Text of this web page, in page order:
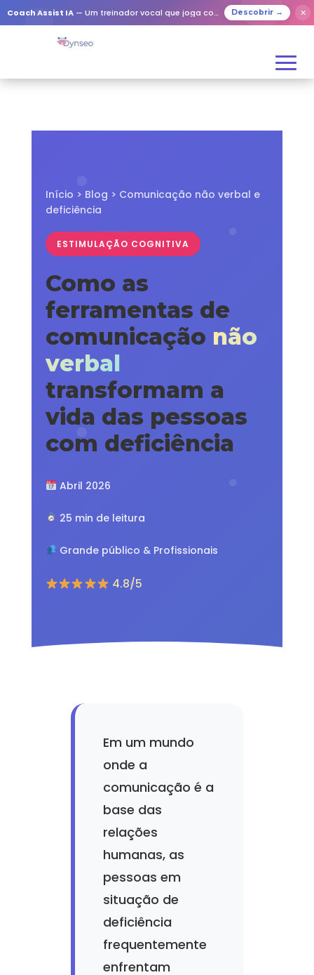
Coach Assist IA — Um treinador vocal que joga com os seus entes queridos Descobrir → ✕
Início > Blog > Comunicação não verbal e
deficiência
ESTIMULAÇÃO COGNITIVA
Como as
ferramentas de
comunicação não
verbal
transformam a
vida das pessoas
com deficiência
Abril 2026
25 min de leitura
Grande público & Profissionais
4.8/5
Em um mundo
onde a
comunicação é a
base das
relações
humanas, as
pessoas em
situação de
deficiência
frequentemente
enfrentam